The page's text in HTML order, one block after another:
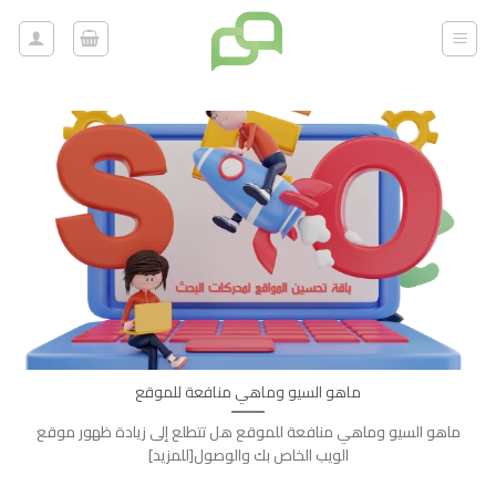
تخطي
للمحتوى
ماهو السيو وماهي منافعة للموقع
ماهو السيو وماهي منافعة للموقع هل تتطلع إلى زيادة ظهور موقع
الويب الخاص بك والوصول[للمزيد]